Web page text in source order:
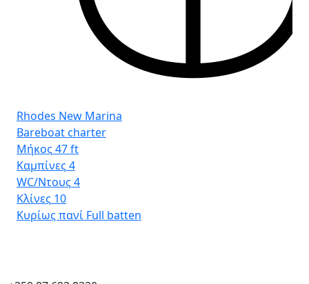
Rhodes New Marina
Bareboat charter
Μήκος47 ft
Καμπίνες4
WC/Ντους4
Κλίνες 10
Κυρίως πανί Full batten